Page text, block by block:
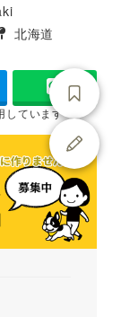
タグ
北海道
しています